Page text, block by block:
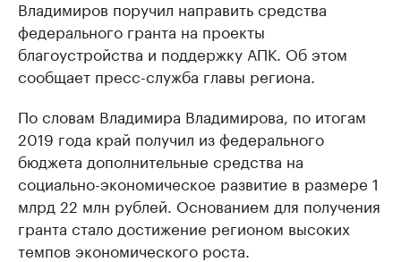
Владимиров поручил направить средства
федерального гранта на проекты
благоустройства и поддержку АПК. Об этом
сообщает пресс-служба главы региона.
По словам Владимира Владимирова, по итогам
2019 года край получил из федерального
бюджета дополнительные средства на
социально-экономическое развитие в размере 1
млрд 22 млн рублей. Основанием для получения
гранта стало достижение регионом высоких
темпов экономического роста.